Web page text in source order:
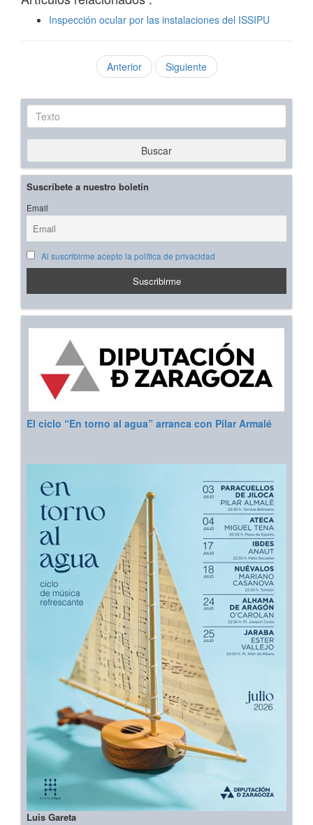
Inspección ocular por las instalaciones del ISSIPU
Anterior Siguiente
Texto
Buscar
Suscríbete a nuestro boletín
Email
Al suscribirme acepto la política de privacidad
El ciclo “En torno al agua” arranca con Pilar Armalé
Luis Gareta